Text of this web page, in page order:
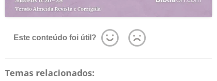
Este conteúdo foi útil?
Temas relacionados: